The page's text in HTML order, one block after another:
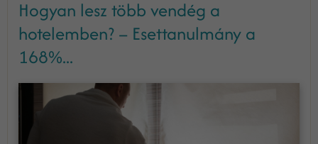
Hogyan lesz több vendég a
hotelemben? – Esettanulmány a
168%...